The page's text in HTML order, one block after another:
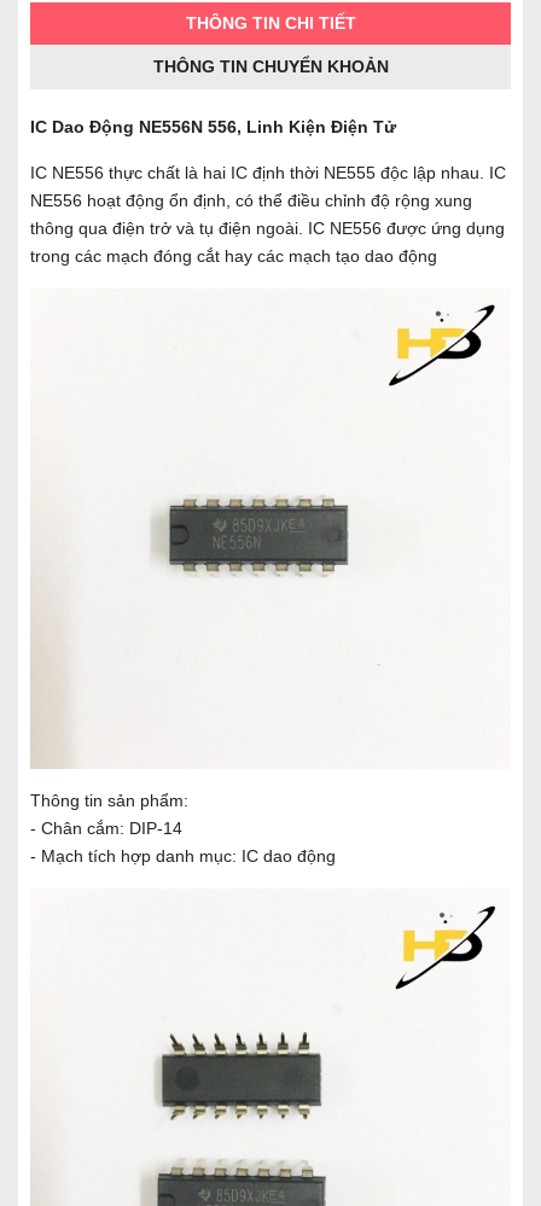
THÔNG TIN CHI TIẾT
THÔNG TIN CHUYỂN KHOẢN
IC Dao Động NE556N 556, Linh Kiện Điện Tử
IC NE556 thực chất là hai IC định thời NE555 độc lập nhau. IC
NE556 hoạt động ổn định, có thể điều chỉnh độ rộng xung
thông qua điện trở và tụ điện ngoài. IC NE556 được ứng dụng
trong các mạch đóng cắt hay các mạch tạo dao động
Thông tin sản phẩm:
- Chân cắm: DIP-14
- Mạch tích hợp danh mục: IC dao động